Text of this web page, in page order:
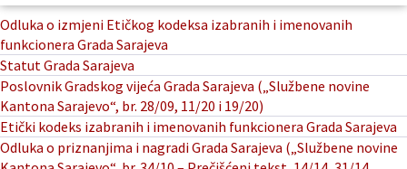
Odluka o izmjeni Etičkog kodeksa izabranih i imenovanih
funkcionera Grada Sarajeva
Statut Grada Sarajeva
Poslovnik Gradskog vijeća Grada Sarajeva („Službene novine
Kantona Sarajevo“, br. 28/09, 11/20 i 19/20)
Etički kodeks izabranih i imenovanih funkcionera Grada Sarajeva
Odluka o priznanjima i nagradi Grada Sarajeva („Službene novine